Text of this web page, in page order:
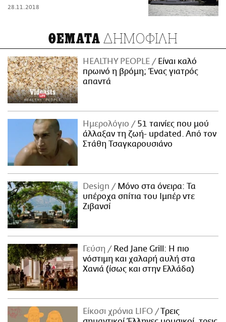
28.11.2018
ΘΕΜΑΤΑ ΔΗΜΟΦΙΛΗ
HEALTHY PEOPLE
Είναι καλό
πρωινό η βρόμη; Ένας γιατρός
απαντά
Ημερολόγιο
51 ταινίες που μού
άλλαξαν τη ζωή- updated. Aπό τον
Στάθη Τσαγκαρουσιάνο
Design
Μόνο στα όνειρα: Τα
υπέροχα σπίτια του Ιμπέρ ντε
Ζιβανσί
Γεύση
Red Jane Grill: Η πιο
νόστιμη και χαλαρή αυλή στα
Χανιά (ίσως και στην Ελλάδα)
Είκοσι χρόνια LIFO
Tρεις